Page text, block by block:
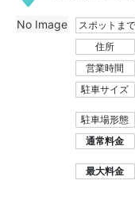
スポットまで
住所
営業時間
駐車サイズ
駐車場形態
通常料金
最大料金
No Image